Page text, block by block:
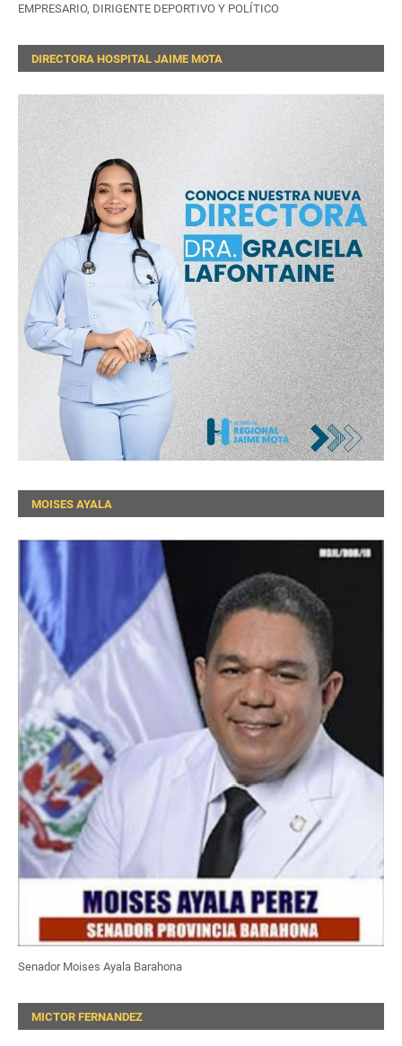
EMPRESARIO, DIRIGENTE DEPORTIVO Y POLÍTICO
DIRECTORA HOSPITAL JAIME MOTA
MOISES AYALA
Senador Moises Ayala Barahona
MICTOR FERNANDEZ